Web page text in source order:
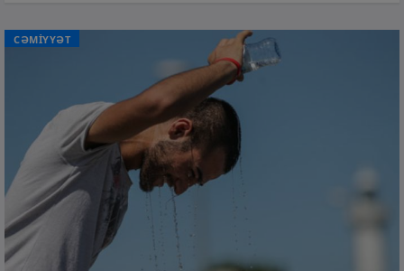
CƏMİYYƏT